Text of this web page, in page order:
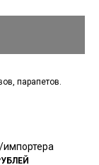
парапетов.
импортера